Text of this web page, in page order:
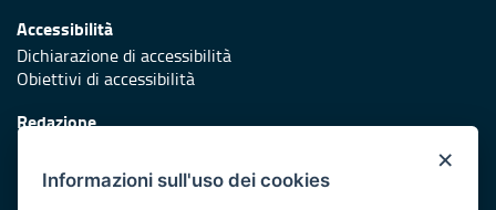
Accessibilità
Dichiarazione di accessibilità
Obiettivi di accessibilità
Redazione
Protezione civile
×
Informazioni sull'uso dei cookies